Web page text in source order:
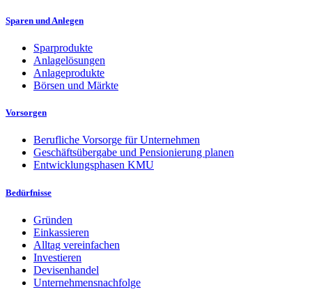
Sparen und Anlegen
Sparprodukte
Anlagelösungen
Anlageprodukte
Börsen und Märkte
Vorsorgen
Berufliche Vorsorge für Unternehmen
Geschäftsübergabe und Pensionierung planen
Entwicklungsphasen KMU
Bedürfnisse
Gründen
Einkassieren
Alltag vereinfachen
Investieren
Devisenhandel
Unternehmensnachfolge